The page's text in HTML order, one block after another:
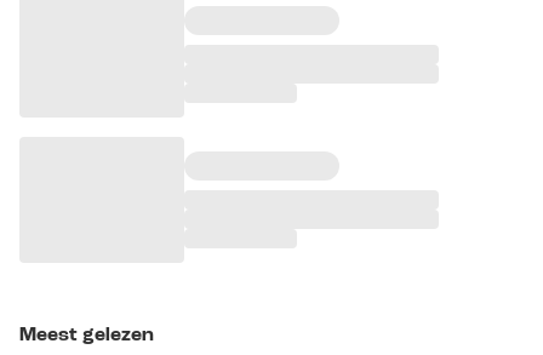
Meest gelezen